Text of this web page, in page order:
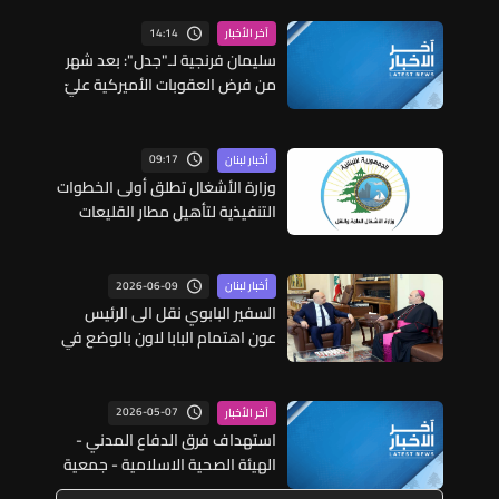
آخر الأخبار 14:14
سليمان فرنجية لـ"جدل": بعد شهر
من فرض العقوبات الأميركية عليّ
أخبار لبنان 09:17
وزارة الأشغال تطلق أولى الخطوات
التنفيذية لتأهيل مطار القليعات
أخبار لبنان 2026-06-09
السفير البابوي نقل الى الرئيس
عون اهتمام البابا لاون بالوضع في
آخر الأخبار 2026-05-07
استهداف فرق الدفاع المدني -
الهيئة الصحية الاسلامية - جمعية
الرسالة للاسعاف الصحي في مكان